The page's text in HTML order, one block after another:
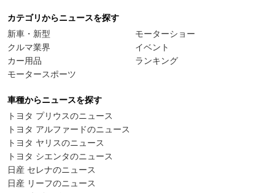
カテゴリからニュースを探す
新車・新型
クルマ業界
カー用品
モータースポーツ
モーターショー
イベント
ランキング
車種からニュースを探す
トヨタ プリウスのニュース
トヨタ アルファードのニュース
トヨタ ヤリスのニュース
トヨタ シエンタのニュース
日産 セレナのニュース
日産 リーフのニュース